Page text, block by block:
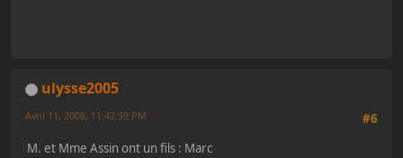
ulysse2005
#6
Avril 11, 2008, 11:42:39 PM
M. et Mme Assin ont un fils : Marc